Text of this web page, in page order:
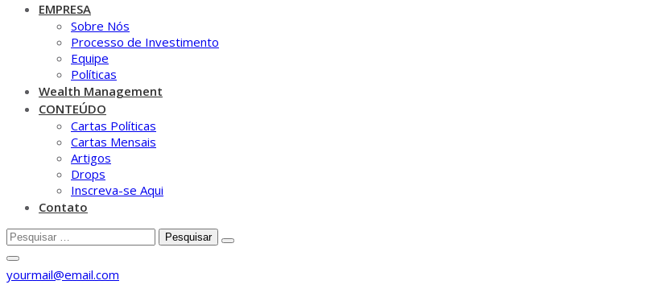
EMPRESA
Sobre Nós
Processo de Investimento
Equipe
Políticas
Wealth Management
CONTEÚDO
Cartas Políticas
Cartas Mensais
Artigos
Drops
Inscreva-se Aqui
Contato
Pesquisar
PESQUISAR
Pesquisar
Gutener is clean, creative, powerful, flexible, highly customizable and Gutenberg ready WordPress theme. It is fully
Official Info:
+ 1987 123456
yourmail@email.com